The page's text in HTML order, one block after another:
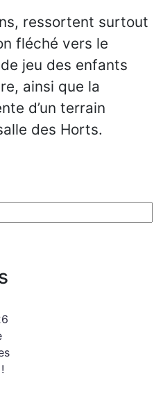
ressortent surtout
fléché vers le
jeu des enfants
ainsi que la
d’un terrain
des Horts.